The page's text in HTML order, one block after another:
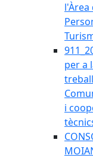
l'Àrea
per a
i